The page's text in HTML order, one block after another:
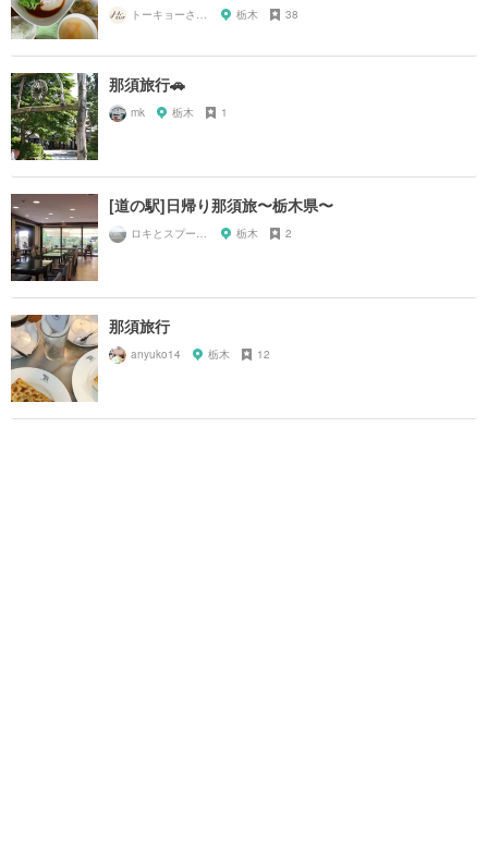
栃木 38
那須旅行🚗
mk 栃木 1
[道の駅]日帰り那須旅〜栃木県〜
栃木 2
那須旅行
anyuko14 栃木 12